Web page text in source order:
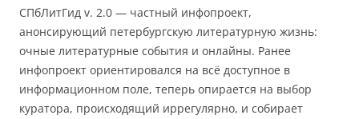
СПбЛитГид v. 2.0 — частный инфопроект,
анонсирующий петербургскую литературную жизнь:
очные литературные события и онлайны. Ранее
инфопроект ориентировался на всё доступное в
информационном поле, теперь опирается на выбор
куратора, происходящий иррегулярно, и собирает